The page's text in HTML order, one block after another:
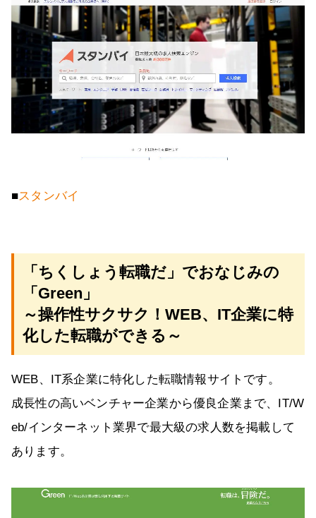
■スタンバイ
「ちくしょう転職だ」でおなじみの
「Green」
～操作性サクサク！WEB、IT企業に特
化した転職ができる～
WEB、IT系企業に特化した転職情報サイトです。
成長性の高いベンチャー企業から優良企業まで、IT/W
eb/インターネット業界で最大級の求人数を掲載して
あります。